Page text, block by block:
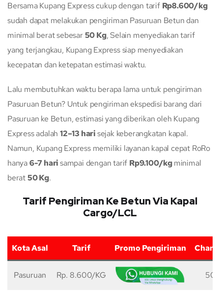
Bersama Kupang Express cukup dengan tarif Rp8.600/kg
sudah dapat melakukan pengiriman Pasuruan Betun dan
minimal berat sebesar50 Kg, Selain menyediakan tarif
yang terjangkau, Kupang Express siap menyediakan
kecepatan dan ketepatan estimasi waktu.
Lalu membutuhkan waktu berapa lama untuk pengiriman
Pasuruan Betun? Untuk pengiriman ekspedisi barang dari
Pasuruan ke Betun, estimasi yang diberikan oleh Kupang
Express adalah12–13 harisejak keberangkatan kapal.
Namun, Kupang Express memiliki layanan kapal cepat RoRo
hanya6-7 harisampai dengan tarif Rp9.100/kgminimal
berat50 Kg.
Tarif Pengiriman Ke Betun Via Kapal
Cargo/LCL
Kota Asal Tarif Promo Pengiriman
Pasuruan Rp. 8.600/KG 50